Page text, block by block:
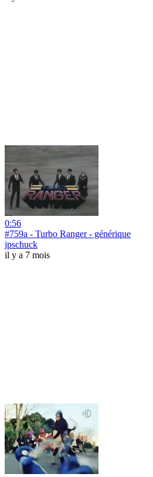
0:56
#759a - Turbo Ranger - générique
jpschuck
il y a 7 mois